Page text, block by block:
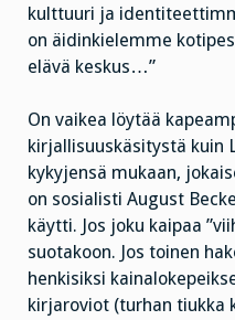
kulttuuri ja
on äidinkielemme
elävä keskus…”
On vaikea löytää
kirjallisuuskäsitystä kuin
kykyjensä mukaan,
on sosialisti August
käytti. Jos joku kaipaa
suotakoon. Jos toinen
henkisiksi
kirjaroviot (turhan tiukka